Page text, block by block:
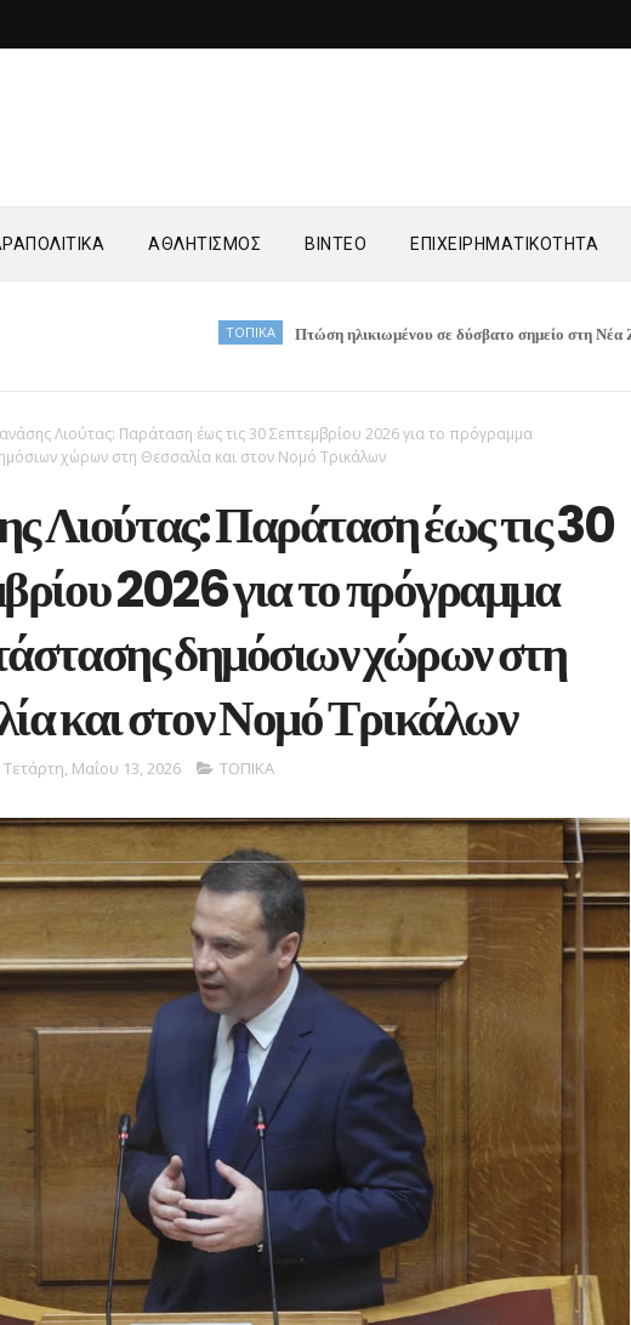
ΑΘΛΗΤΙΣΜΟΣ ΒΙΝΤΕΟ ΕΠΙΧΕΙΡΗΜΑΤΙΚΟΤΗΤΑ
Πτώση ηλικιωμένου σε δύσβατο σημείο στη Νέα Ζωή
Λιούτας: Παράταση έως τις 30 Σεπτεμβρίου 2026 για το πρόγραμμα
χώρων στη Θεσσαλία και στον Νομό Τρικάλων
Λιούτας: Παράταση έως τις 30
2026 για το πρόγραμμα
δημόσιων χώρων στη
και στον Νομό Τρικάλων
Τετάρτη, Μαΐου 13, 2026 ΤΟΠΙΚΑ